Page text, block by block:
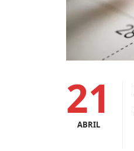
21
ABRIL